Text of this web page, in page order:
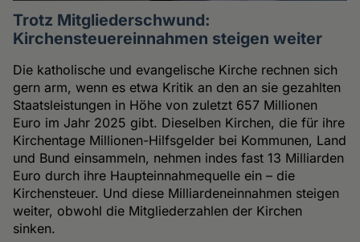
Trotz Mitgliederschwund:
Kirchensteuereinnahmen steigen weiter
Die katholische und evangelische Kirche rechnen sich
gern arm, wenn es etwa Kritik an den an sie gezahlten
Staatsleistungen in Höhe von zuletzt 657 Millionen
Euro im Jahr 2025 gibt. Dieselben Kirchen, die für ihre
Kirchentage Millionen-Hilfsgelder bei Kommunen, Land
und Bund einsammeln, nehmen indes fast 13 Milliarden
Euro durch ihre Haupteinnahmequelle ein – die
Kirchensteuer. Und diese Milliardeneinnahmen steigen
weiter, obwohl die Mitgliederzahlen der Kirchen
sinken.